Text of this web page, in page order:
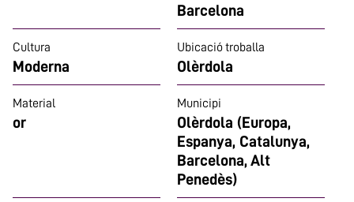
Barcelona
Cultura
Moderna
Ubicació troballa
Olèrdola
Material
or
Municipi
Olèrdola (Europa,
Espanya, Catalunya,
Barcelona, Alt
Penedès)